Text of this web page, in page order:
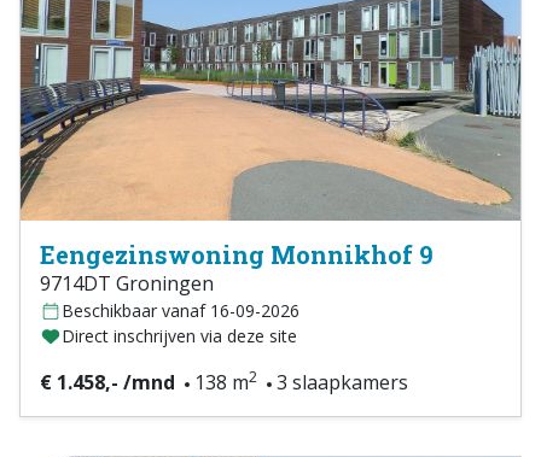
Eengezinswoning Monnikhof 9
9714DT Groningen
Beschikbaar vanaf 16-09-2026
Direct inschrijven via deze site
€ 1.458,- /mnd 138 m2 3 slaapkamers